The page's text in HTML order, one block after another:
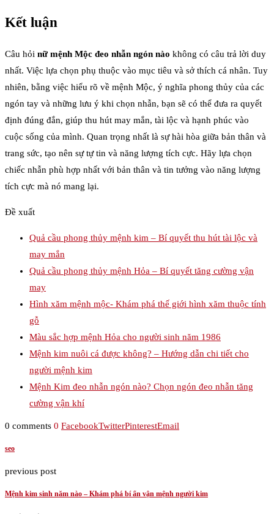
Kết luận
Câu hỏi nữ mệnh Mộc đeo nhẫn ngón nào không có câu trả lời duy
nhất. Việc lựa chọn phụ thuộc vào mục tiêu và sở thích cá nhân. Tuy
nhiên, bằng việc hiểu rõ về mệnh Mộc, ý nghĩa phong thủy của các
ngón tay và những lưu ý khi chọn nhẫn, bạn sẽ có thể đưa ra quyết
định đúng đắn, giúp thu hút may mắn, tài lộc và hạnh phúc vào
cuộc sống của mình. Quan trọng nhất là sự hài hòa giữa bản thân và
trang sức, tạo nên sự tự tin và năng lượng tích cực. Hãy lựa chọn
chiếc nhẫn phù hợp nhất với bản thân và tin tưởng vào năng lượng
tích cực mà nó mang lại.
Đề xuất
Quả cầu phong thủy mệnh kim – Bí quyết thu hút tài lộc và
may mắn
Quả cầu phong thủy mệnh Hỏa – Bí quyết tăng cường vận
may
Hình xăm mệnh mộc- Khám phá thế giới hình xăm thuộc tính
gỗ
Màu sắc hợp mệnh Hỏa cho người sinh năm 1986
Mệnh kim nuôi cá được không? – Hướng dẫn chi tiết cho
người mệnh kim
Mệnh Kim đeo nhẫn ngón nào? Chọn ngón đeo nhẫn tăng
cường vận khí
0 comments 0 FacebookTwitterPinterestEmail
seo
previous post
Mệnh kim sinh năm nào – Khám phá bí ẩn vận mệnh người kim